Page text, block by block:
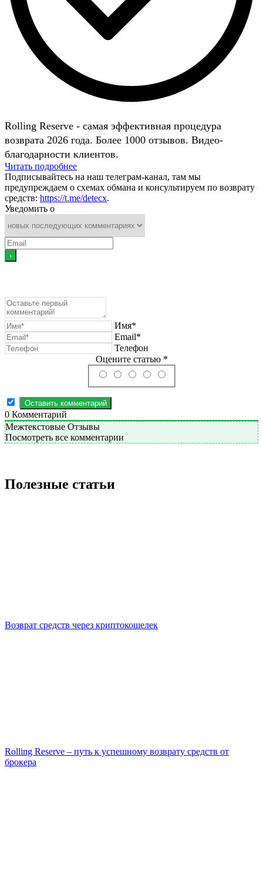
Rolling Reserve - самая эффективная процедура
возврата 2026 года. Более 1000 отзывов. Видео-
благодарности клиентов.
Читать подробнее
Подписывайтесь на наш телеграм-канал, там мы
предупреждаем о схемах обмана и консультируем по возврату
средств: https://t.me/detecx.
Уведомить о
Имя*
Email*
Телефон
Оцените статью *
0 Комментарий
Межтекстовые Отзывы
Посмотреть все комментарии
Полезные статьи
Возврат средств через криптокошелек
Rolling Reserve – путь к успешному возврату средств от
брокера